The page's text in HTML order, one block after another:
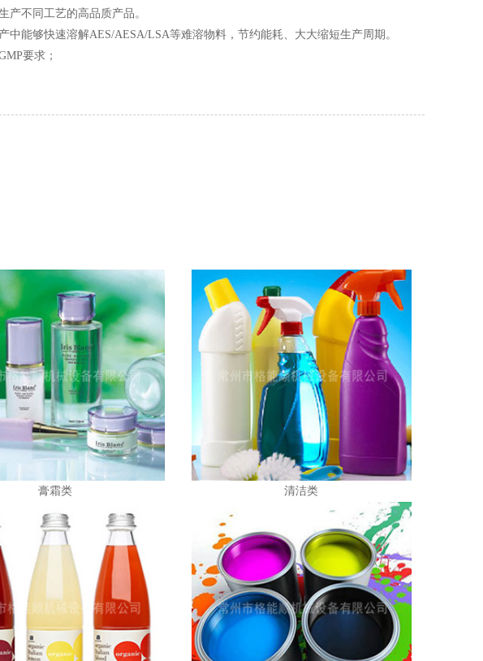
不同工艺的高品质产品。
够快速溶解AES/AESA/LSA等难溶物料，节约能耗、大大缩短生产周期。
要求；
膏霜类 清洁类